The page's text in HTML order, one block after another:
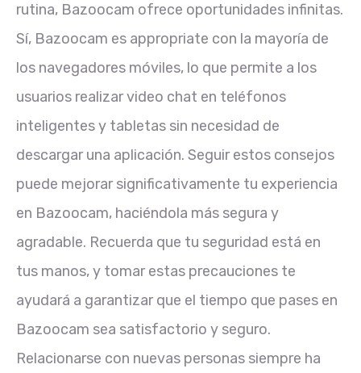
rutina, Bazoocam ofrece oportunidades infinitas.
Sí, Bazoocam es appropriate con la mayoría de
los navegadores móviles, lo que permite a los
usuarios realizar video chat en teléfonos
inteligentes y tabletas sin necesidad de
descargar una aplicación. Seguir estos consejos
puede mejorar significativamente tu experiencia
en Bazoocam, haciéndola más segura y
agradable. Recuerda que tu seguridad está en
tus manos, y tomar estas precauciones te
ayudará a garantizar que el tiempo que pases en
Bazoocam sea satisfactorio y seguro.
Relacionarse con nuevas personas siempre ha